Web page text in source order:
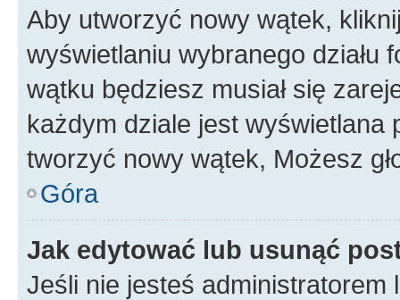
Aby utworzyć nowy wątek,
wyświetlaniu wybranego działu
wątku będziesz musiał się
każdym dziale jest wyświetlana
tworzyć nowy wątek, Możesz
Góra
Jak edytować lub usunąć
Jeśli nie jesteś